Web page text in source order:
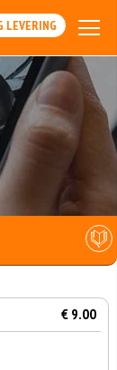
LEVERING
€ 9.00